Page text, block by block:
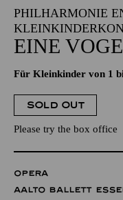
PHILHARMONIE
EINE
Für Kleinkinder von 1
SOLD OUT
Please try the box office
OPERA
AALTO BALLETT